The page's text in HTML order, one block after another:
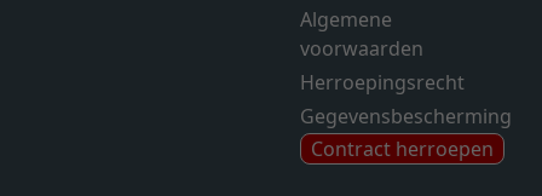
Algemene
voorwaarden
Herroepingsrecht
Gegevensbescherming
Contract herroepen